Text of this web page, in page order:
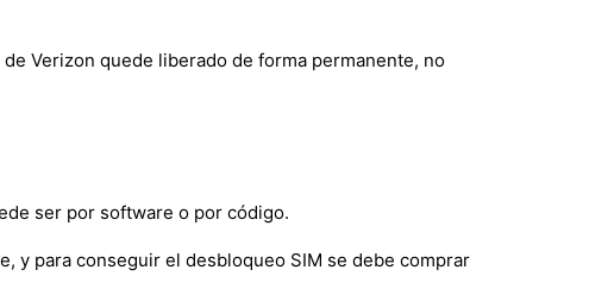
Verizon quede liberado de forma permanente, no
ser por software o por código.
y para conseguir el desbloqueo SIM se debe comprar